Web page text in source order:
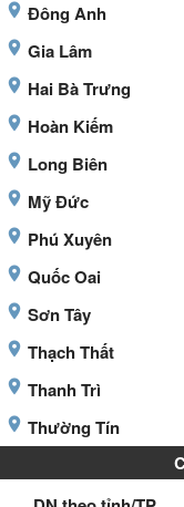
Đông Anh
Gia Lâm
Hai Bà Trưng
Hoàn Kiếm
Long Biên
Mỹ Đức
Phú Xuyên
Quốc Oai
Sơn Tây
Thạch Thất
Thanh Trì
Thường Tín